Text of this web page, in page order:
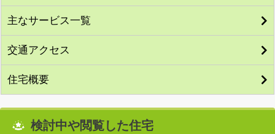
主なサービス一覧
交通アクセス
住宅概要
検討中や閲覧した住宅